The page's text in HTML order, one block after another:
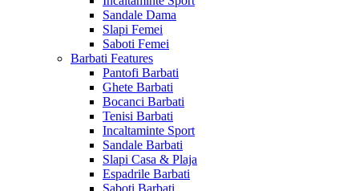
Sandale Dama
Slapi Femei
Saboti Femei
Barbati Features
Pantofi Barbati
Ghete Barbati
Bocanci Barbati
Tenisi Barbati
Incaltaminte Sport
Sandale Barbati
Slapi Casa & Plaja
Espadrile Barbati
Saboti Barbati